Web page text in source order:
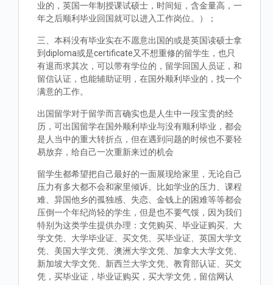
业的，英国一年制授课试硕士，时间短，含金量高，一
年之后顺利毕业回国就可以进入工作岗位。）；
三、本科没有毕业实在不愿意出国的或是英国读硕士拿
到diploma或是certificate又不想重修的留学生，也只
有退而求其次，可以带有学位的，留学回国人员证，和
留信认证，也能辅助证明，在国外顺利毕业的，找一个
满意的工作。
出国留学对于留学而言确实也是人生中一段宝贵的经
历，可出国留学在国外顺利毕业与没有顺利毕业，都会
是人当中的重大转折点，但在遇到问题的时候也不要轻
易放弃，给自己一次重新来过的机会
留学生都希望把自己最好的一面展现给家里，无论自己
压力有多大都不会和家里倾诉。比如学业的压力、课程
难、异国他乡的孤独感、失恋、金钱上的困难等等都会
压倒一个年纪尚轻的学生，但是也不要气馁，因为我们
特别为这类学生提供办理：文凭购买、毕业证购买、大
学文凭、大学毕业证、买文凭、买毕业证、英国大学文
凭、美国大学文凭、澳洲大学文凭、加拿大大学文凭、
新加坡大学文凭、新西兰大学文凭、教育部认证、买文
凭，买毕业证，毕业证购买，买大学文凭，留信网认